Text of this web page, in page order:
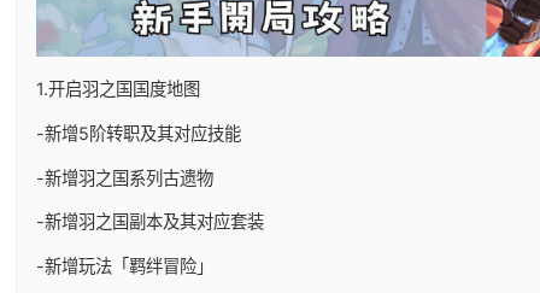
1.开启羽之国国度地图
-新增5阶转职及其对应技能
-新增羽之国系列古遗物
-新增羽之国副本及其对应套装
-新增玩法「羁绊冒险」